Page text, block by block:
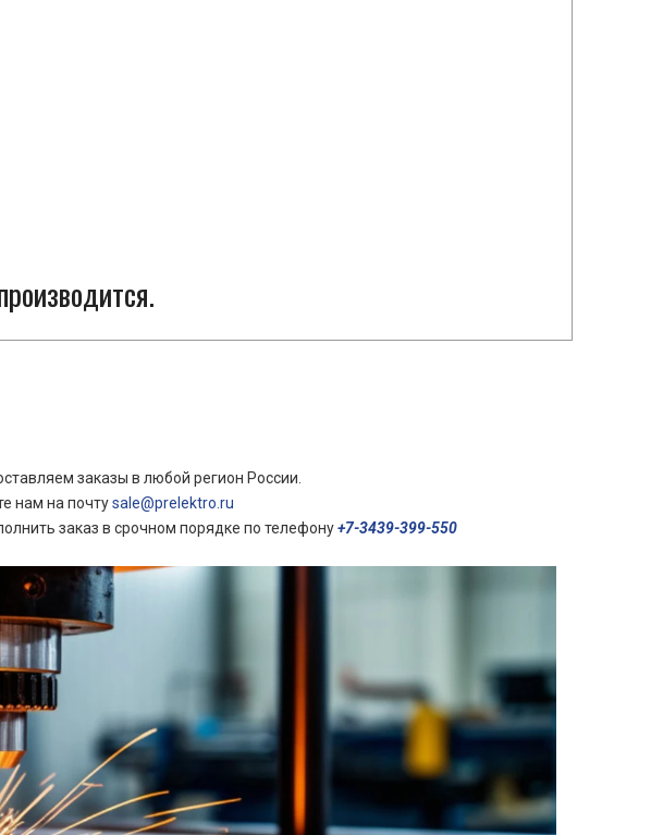
заказы в любой регион России.
нам на почтуsale@prelektro.ru
заказ в срочном порядке по телефону+7-3439-399-550